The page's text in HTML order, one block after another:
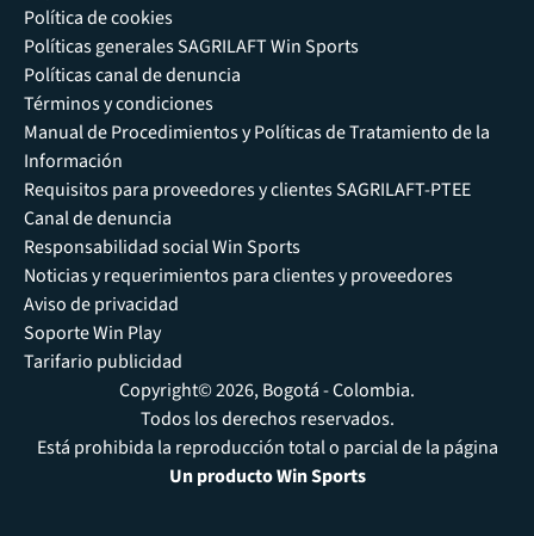
Política de cookies
Políticas generales SAGRILAFT Win Sports
Políticas canal de denuncia
Términos y condiciones
Manual de Procedimientos y Políticas de Tratamiento de la
Información
Requisitos para proveedores y clientes SAGRILAFT-PTEE
Canal de denuncia
Responsabilidad social Win Sports
Noticias y requerimientos para clientes y proveedores
Aviso de privacidad
Soporte Win Play
Tarifario publicidad
Copyright© 2026, Bogotá - Colombia.
Todos los derechos reservados.
Está prohibida la reproducción total o parcial de la página
Un producto Win Sports